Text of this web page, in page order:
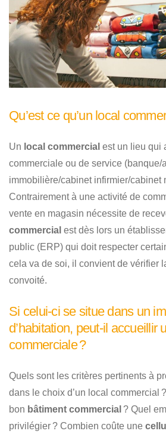
Qu’est ce qu’un local
Un local commercial est un lieu qui
commerciale ou de service (banque/
immobilière/cabinet infirmier/cabinet
Contrairement à une activité de
vente en magasin nécessite de
commercial est dès lors un
public (ERP) qui doit respecter
cela va de soi, il convient de vérifier
convoité.
Si celui-ci se situe dans un
d’habitation, peut-il accueillir
commerciale ?
Quels sont les critères pertinents à
dans le choix d’un local commercial
bon bâtiment commercial ? Quel
privilégier ? Combien coûte une